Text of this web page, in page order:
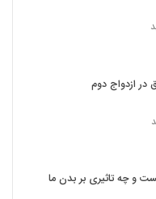
در ازدواج دوم
و چه تاثیری بر بدن ما